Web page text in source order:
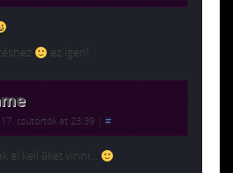
ez igen!
csütörtök at 23:39 #
el kell őket vinni…